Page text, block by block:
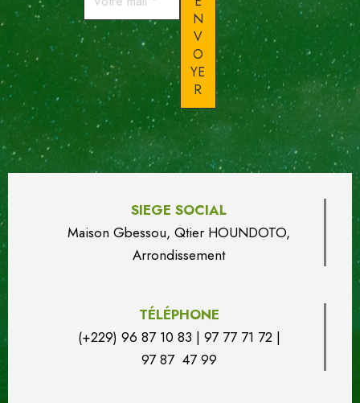
SIEGE SOCIAL
Maison Gbessou, Qtier HOUNDOTO,
Arrondissement
TÉLÉPHONE
(+229) 96 87 10 83 | 97 77 71 72 |
97 87 47 99